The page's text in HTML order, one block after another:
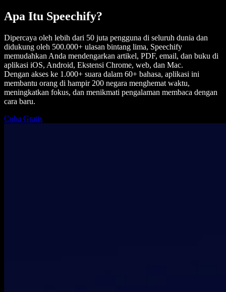
Apa Itu Speechify?
Dipercaya oleh lebih dari 50 juta pengguna di seluruh dunia dan
didukung oleh 500.000+ ulasan bintang lima, Speechify
memudahkan Anda mendengarkan artikel, PDF, email, dan buku di
aplikasi iOS, Android, Ekstensi Chrome, web, dan Mac.
Dengan akses ke 1.000+ suara dalam 60+ bahasa, aplikasi ini
membantu orang di hampir 200 negara menghemat waktu,
meningkatkan fokus, dan menikmati pengalaman membaca dengan
cara baru.
Coba Gratis